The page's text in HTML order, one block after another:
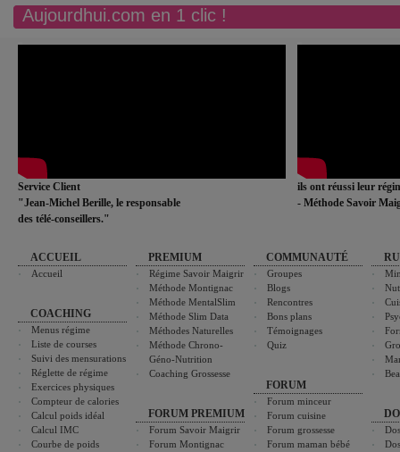
Aujourdhui.com en 1 clic !
Service Client
"Jean-Michel Berille, le responsable
des télé-conseillers."
ils ont réussi leur
- Méthode Savoir
ACCUEIL
Accueil
COACHING
Menus régime
Liste de courses
Suivi des mensurations
Réglette de régime
Exercices physiques
Compteur de calories
Calcul poids idéal
Calcul IMC
Courbe de poids
PREMIUM
Régime Savoir Maigrir
Méthode Montignac
Méthode MentalSlim
Méthode Slim Data
Méthodes Naturelles
Méthode Chrono-
Géno-Nutrition
Coaching Grossesse
FORUM PREMIUM
Forum Savoir Maigrir
Forum Montignac
COMMUNAUTÉ
Groupes
Blogs
Rencontres
Bons plans
Témoignages
Quiz
FORUM
Forum minceur
Forum cuisine
Forum grossesse
Forum maman bébé